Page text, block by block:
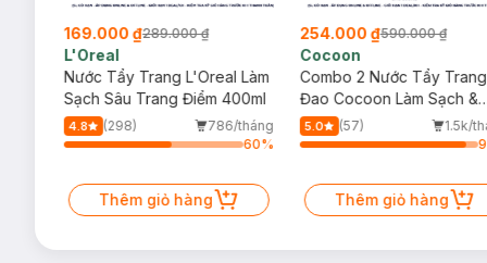
169.000 ₫289.000 ₫
L'Oreal
Nước Tẩy Trang L'Oreal Làm
Sạch Sâu Trang Điểm 400ml
4.8 (298)
786/tháng
60%
Thêm giỏ hàng
254.000 ₫590.000 ₫
Cocoon
Combo 2 Nước Tẩy
Đao Cocoon Làm Sạch &
Giảm Dầu 500ml
5.0 (57)
1.5k/
Thêm giỏ hàng